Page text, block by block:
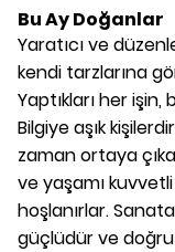
Bu Ay Doğanlar
Yaratıcı ve
kendi tarzlarına
Yaptıkları her
Bilgiye aşık
zaman ortaya
ve yaşamı
hoşlanırlar.
güçlüdür ve doğru